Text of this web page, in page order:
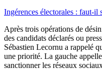
Ingérences électorales : faut-il
Après trois opérations de
des candidats déclarés ou
Sébastien Lecornu a rappelé
une priorité. La gauche
sanctionner les réseaux